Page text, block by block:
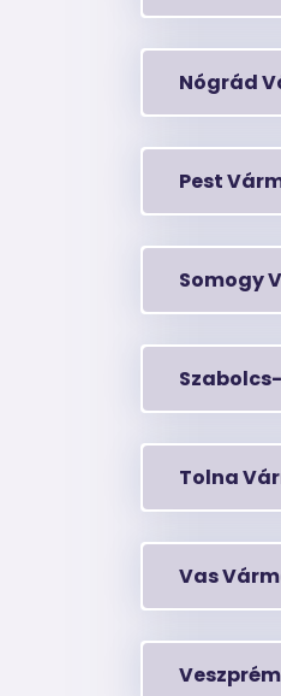
Nógrád
Pest
Somogy
Tolna
Vas